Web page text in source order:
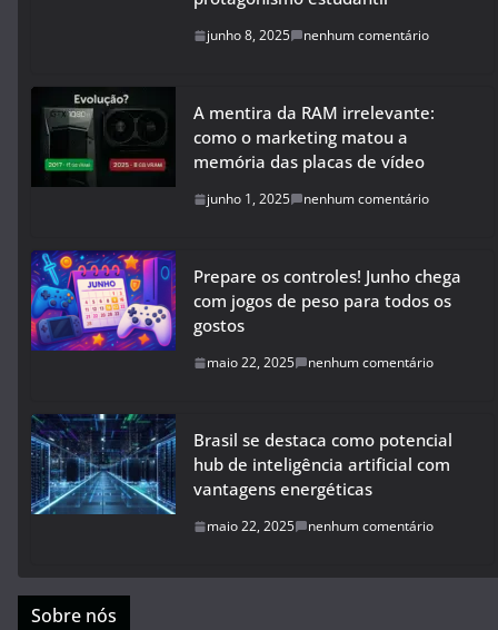
junho 8, 2025 nenhum comentário
A mentira da RAM irrelevante:
como o marketing matou a
memória das placas de vídeo
junho 1, 2025 nenhum comentário
Prepare os controles! Junho chega
com jogos de peso para todos os
gostos
maio 22, 2025 nenhum comentário
Brasil se destaca como potencial
hub de inteligência artificial com
vantagens energéticas
maio 22, 2025 nenhum comentário
Sobre nós